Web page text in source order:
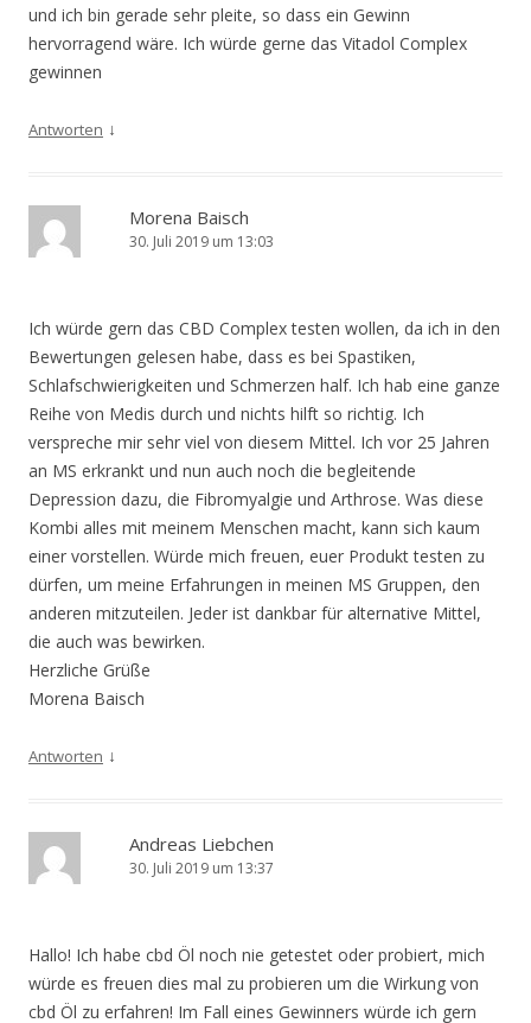
und ich bin gerade sehr pleite, so dass ein Gewinn
hervorragend wäre. Ich würde gerne das Vitadol Complex
gewinnen
Antworten ↓
Morena Baisch
30. Juli 2019 um 13:03
Ich würde gern das CBD Complex testen wollen, da ich in den
Bewertungen gelesen habe, dass es bei Spastiken,
Schlafschwierigkeiten und Schmerzen half. Ich hab eine ganze
Reihe von Medis durch und nichts hilft so richtig. Ich
verspreche mir sehr viel von diesem Mittel. Ich vor 25 Jahren
an MS erkrankt und nun auch noch die begleitende
Depression dazu, die Fibromyalgie und Arthrose. Was diese
Kombi alles mit meinem Menschen macht, kann sich kaum
einer vorstellen. Würde mich freuen, euer Produkt testen zu
dürfen, um meine Erfahrungen in meinen MS Gruppen, den
anderen mitzuteilen. Jeder ist dankbar für alternative Mittel,
die auch was bewirken.
Herzliche Grüße
Morena Baisch
Antworten ↓
Andreas Liebchen
30. Juli 2019 um 13:37
Hallo! Ich habe cbd Öl noch nie getestet oder probiert, mich
würde es freuen dies mal zu probieren um die Wirkung von
cbd Öl zu erfahren! Im Fall eines Gewinners würde ich gern